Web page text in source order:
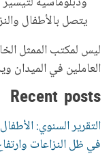
يتصل بالأطفال
ليس لمكتب الممثل
العاملين في الميدان
Recent posts
التقرير السنوي:
في ظل النزاعات